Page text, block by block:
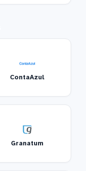
ContaAzul
Granatum